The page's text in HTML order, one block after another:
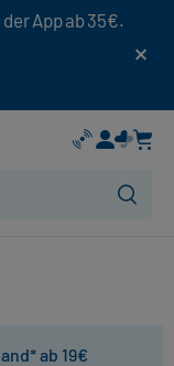
App ab 35€.
ab 19€